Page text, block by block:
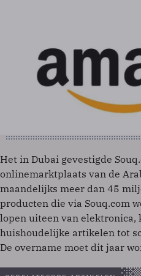
Het in Dubai gevestigde
onlinemarktplaats van de
maandelijks meer dan 45
producten die via Souq.com
lopen uiteen van elektronica,
huishoudelijke artikelen tot
De overname moet dit jaar